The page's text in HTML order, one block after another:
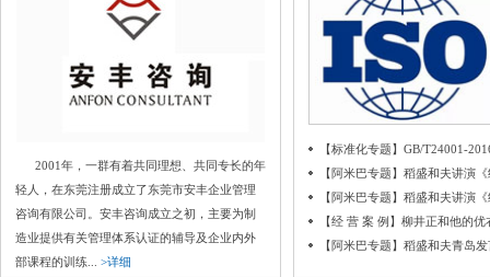
2001年，一群有着共同理想、共同专长的年
轻人，在东莞注册成立了东莞市安丰企业管理
咨询有限公司。安丰咨询成立之初，主要为制
造业提供有关管理体系认证的辅导及企业内外
部课程的训练... >详细
【标准化专题】GB/T24001-
【阿米巴专题】稻盛和夫讲演
【阿米巴专题】稻盛和夫讲演
【经 营 案 例】柳井正和他的优
【阿米巴专题】稻盛和夫青岛